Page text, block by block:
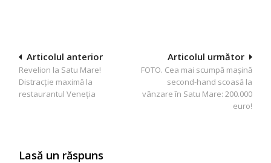
Navigare
în
articole
Articolul următor
FOTO. Cea mai scumpă maşină
second-hand scoasă la
vânzare în Satu Mare: 200.000
euro!
Articolul anterior
Revelion la Satu Mare!
Distracție maximă la
restaurantul Veneția
Lasă un răspuns